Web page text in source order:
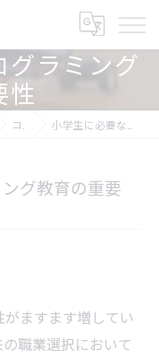
グラミング
性
コラム 小学生に必要なプログラミング教育の重要性
グ教育の重要
ますます増してい
職業選択において